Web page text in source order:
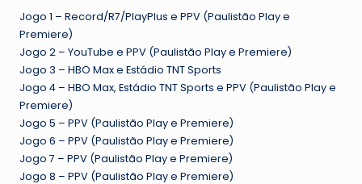
e
o
Jogo 1 – Record/R7/PlayPlus e PPV (Paulistão Play e
Premiere)
Jogo 2 – YouTube e PPV (Paulistão Play e Premiere)
Jogo 3 – HBO Max e Estádio TNT Sports
Jogo 4 – HBO Max, Estádio TNT Sports e PPV (Paulistão Play e
Premiere)
Jogo 5 – PPV (Paulistão Play e Premiere)
Jogo 6 – PPV (Paulistão Play e Premiere)
Jogo 7 – PPV (Paulistão Play e Premiere)
Jogo 8 – PPV (Paulistão Play e Premiere)